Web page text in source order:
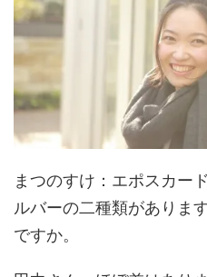
まつのすけ ：エポスカー
ルバーの二種類がありま
ですか。